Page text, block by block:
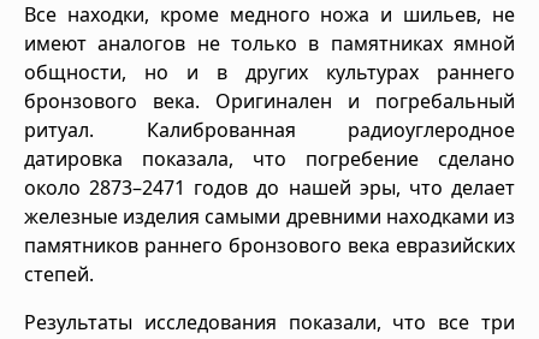
Все находки, кроме медного ножа и шильев, не
имеют аналогов не только в памятниках ямной
общности, но и в других культурах раннего
бронзового века. Оригинален и погребальный
ритуал. Калиброванная радиоуглеродное
датировка показала, что погребение сделано
около 2873–2471 годов до нашей эры, что делает
железные изделия самыми древними находками из
памятников раннего бронзового века евразийских
степей.
Результаты исследования показали, что все три